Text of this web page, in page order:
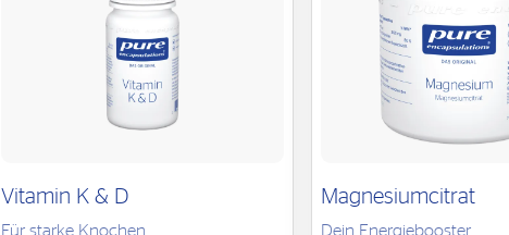
für abwechslungsreiche Ernährung dar. Eine
sind wichtig. Die empfohlene tägliche
der Reichweite von kleinen Kindern aufbewahren. Kühl
Vitamin K & D
Für starke Knochen
Magnesiumcitrat
Dein Energiebooster